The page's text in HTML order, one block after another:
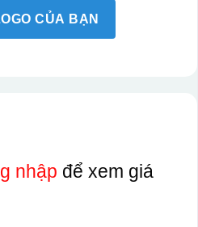
CỦA BẠN
nhập để xem giá